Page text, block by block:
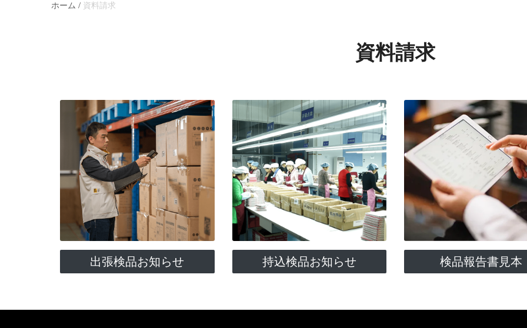
ホーム / 資料請求
資料請求
出張検品お知らせ 持込検品お知らせ 検品報告書見本